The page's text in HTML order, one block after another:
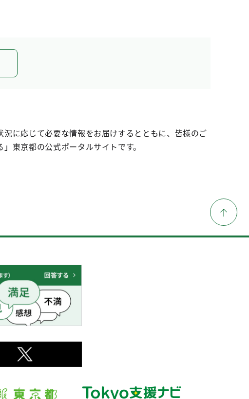
に応じて必要な情報をお届けするとともに、皆様のご
東京都の公式ポータルサイトです。